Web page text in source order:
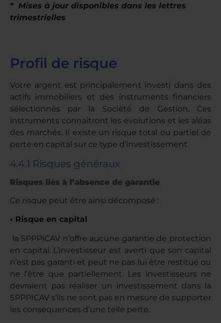
* Mises à jour disponibles dans les lettres
trimestrielles
Profil de risque
Votre argent est principalement investi dans des
actifs immobiliers et des instruments financiers
sélectionnés par la Société de Gestion. Ces
instruments connaitront les évolutions et les aléas
des marchés. Il existe un risque total ou partiel de
perte en capital sur ce type d’investissement.
4.4.1 Risques généraux
Risques liés à l’absence de garantie
Ce risque peut être ainsi décomposé :
• Risque en capital
la SPPPICAV n’offre aucune garantie de protection
en capital. L’investisseur est averti que son capital
n’est pas garanti et peut ne pas lui être restitué ou
ne l’être que partiellement. Les investisseurs ne
devraient pas réaliser un investissement dans la
SPPPICAV s’ils ne sont pas en mesure de supporter
les conséquences d’une telle perte.